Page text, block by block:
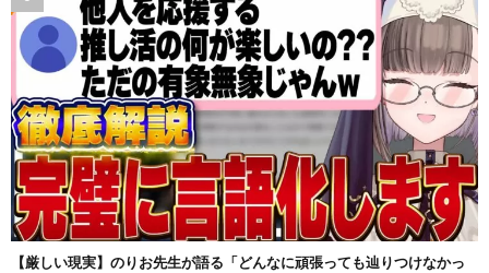
【厳しい現実】のりお先生が語る「どんなに頑張っても辿りつけなかっ